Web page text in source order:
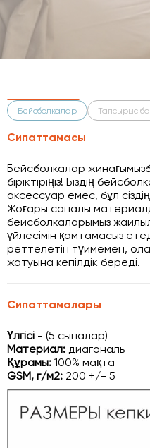
Бейсболкалар Тапсырыс
Сипаттамасы
Бейсболкалар
біріктіріңіз! Біздің
аксессуар емес, бұл сіздің
Жоғары сапалы
бейсболкаларымыз
үйлесімін қамтамасыз
реттелетін түймемен,
жатуына кепілдік береді.
Сипаттамалары
Үлгісі - (5 сыналар)
Материал: диагональ
Құрамы: 100% мақта
GSM, г/м2: 200 +/- 5